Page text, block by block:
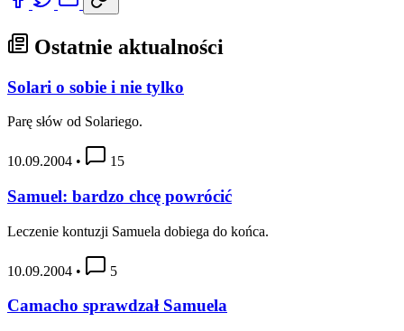
Ostatnie aktualności
Solari o sobie i nie tylko
Parę słów od Solariego.
10.09.2004 • 15
Samuel: bardzo chcę powrócić
Leczenie kontuzji Samuela dobiega do końca.
10.09.2004 • 5
Camacho sprawdzał Samuela